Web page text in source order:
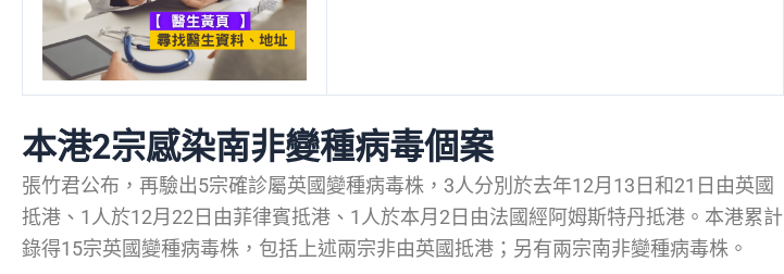
本港2宗感染南非變種病毒個案
張竹君公布，再驗出5宗確診屬英國變種病毒株，3人分別於去年12月13日和21日由英國
抵港、1人於12月22日由菲律賓抵港、1人於本月2日由法國經阿姆斯特丹抵港。本港累計
錄得15宗英國變種病毒株，包括上述兩宗非由英國抵港；另有兩宗南非變種病毒株。